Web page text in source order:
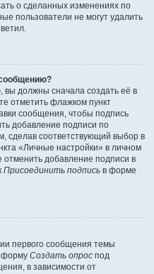
о сделанных изменениях по
пользователи не могут удалить
должны сначала создать её в
отметить флажком пункт
сообщения, чтобы подпись
добавление подписи по
сделав соответствующий выбор в
«Личные настройки» в личном
добавление подписи в
Присоединить подпись в форме
первого сообщения темы
форму Создать опрос под
в зависимости от